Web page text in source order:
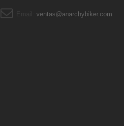
ventas@anarchybiker.com